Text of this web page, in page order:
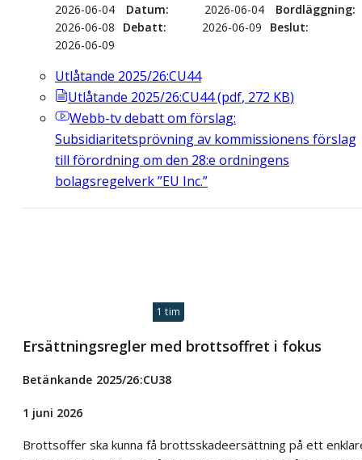
2026-06-04
Datum 2026-06-04
Bordläggning
2026-06-08
Debatt 2026-06-09
Beslut
2026-06-09
Utlåtande 2025/26:CU44
Utlåtande 2025/26:CU44(pdf, 272 KB)
Webb-tvdebatt om förslag:
Subsidiaritetsprövning av kommissionens förslag
till förordning om den 28:e ordningens
bolagsregelverk ”EU Inc.”
1 tim
Ersättningsregler med brottsoffret i fokus
Betänkande 2025/26:CU38
1 juni 2026
Brottsoffer ska kunna få brottsskadeersättning på ett